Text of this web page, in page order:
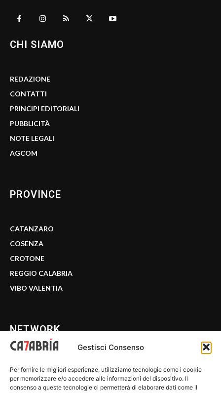
Gestisci Consenso
Per fornire le migliori esperienze, utilizziamo tecnologie come i cookie
per memorizzare e/o accedere alle informazioni del dispositivo. Il
consenso a queste tecnologie ci permetterà di elaborare dati come il
CHI SIAMO
REDAZIONE
CONTATTI
PRINCIPI EDITORIALI
PUBBLICITÀ
NOTE LEGALI
AGCOM
PROVINCE
CATANZARO
COSENZA
CROTONE
REGGIO CALABRIA
VIBO VALENTIA
NETWORK
WE CALABRIA